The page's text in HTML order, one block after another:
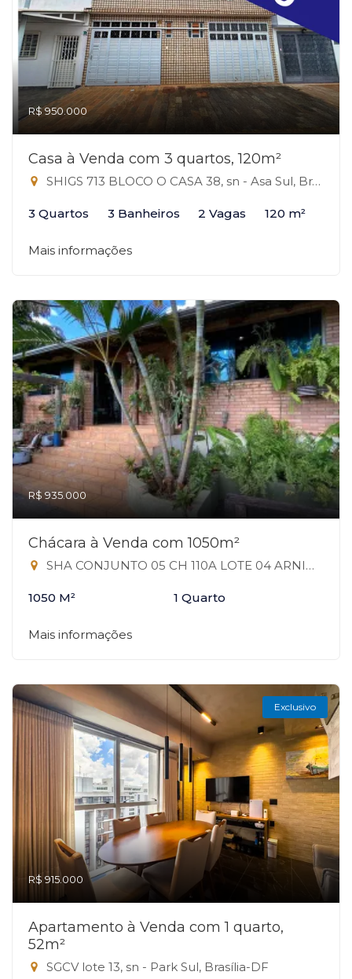
R$ 950.000
Casa à Venda com 3 quartos, 120m²
SHIGS 713 BLOCO O CASA 38, sn - Asa Sul, Brasília-DF
3 Quartos 3 Banheiros 2 Vagas 120 m²
Mais informações
R$ 935.000
Chácara à Venda com 1050m²
SHA CONJUNTO 05 CH 110A LOTE 04 ARNIQUEIRAS, 110A - Arniqueiras, Águas Claras-DF
1050 M² 1 Quarto
Mais informações
Exclusivo
R$ 915.000
Apartamento à Venda com 1 quarto,
52m²
SGCV lote 13, sn - Park Sul, Brasília-DF